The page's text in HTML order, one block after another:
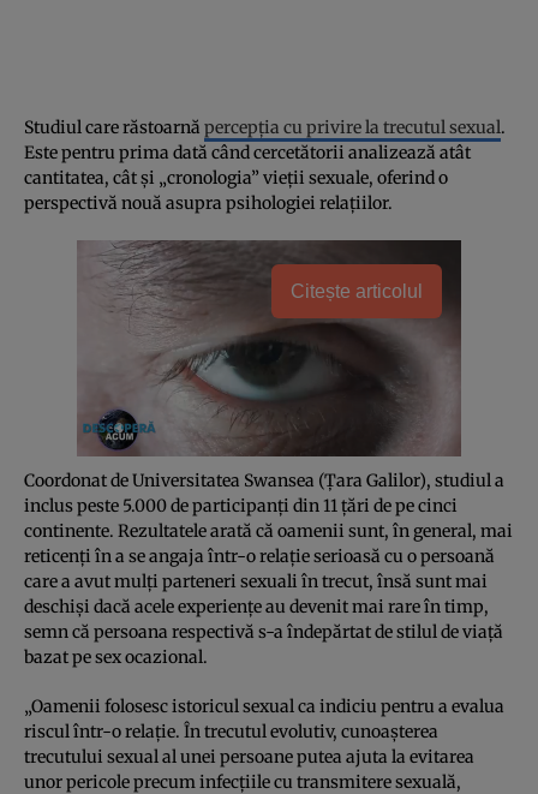
Studiul care răstoarnă percepția cu privire la trecutul sexual.
Este pentru prima dată când cercetătorii analizează atât
cantitatea, cât și „cronologia” vieții sexuale, oferind o
perspectivă nouă asupra psihologiei relațiilor.
Citește articolul
Coordonat de Universitatea Swansea (Țara Galilor), studiul a
inclus peste 5.000 de participanți din 11 țări de pe cinci
continente. Rezultatele arată că oamenii sunt, în general, mai
reticenți în a se angaja într-o relație serioasă cu o persoană
care a avut mulți parteneri sexuali în trecut, însă sunt mai
deschiși dacă acele experiențe au devenit mai rare în timp,
semn că persoana respectivă s-a îndepărtat de stilul de viață
bazat pe sex ocazional.
„Oamenii folosesc istoricul sexual ca indiciu pentru a evalua
riscul într-o relație. În trecutul evolutiv, cunoașterea
trecutului sexual al unei persoane putea ajuta la evitarea
unor pericole precum infecțiile cu transmitere sexuală,